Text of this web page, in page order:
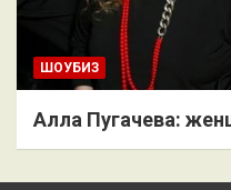
ШОУБИЗ
Алла Пугачева: